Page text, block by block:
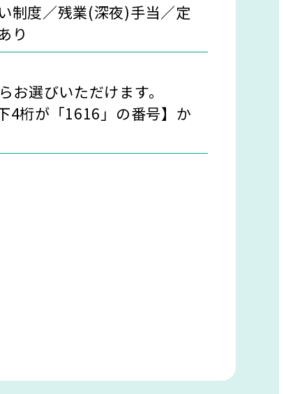
制度／残業(深夜)手当／定
り
選びいただけます。
4桁が「1616」の番号】か